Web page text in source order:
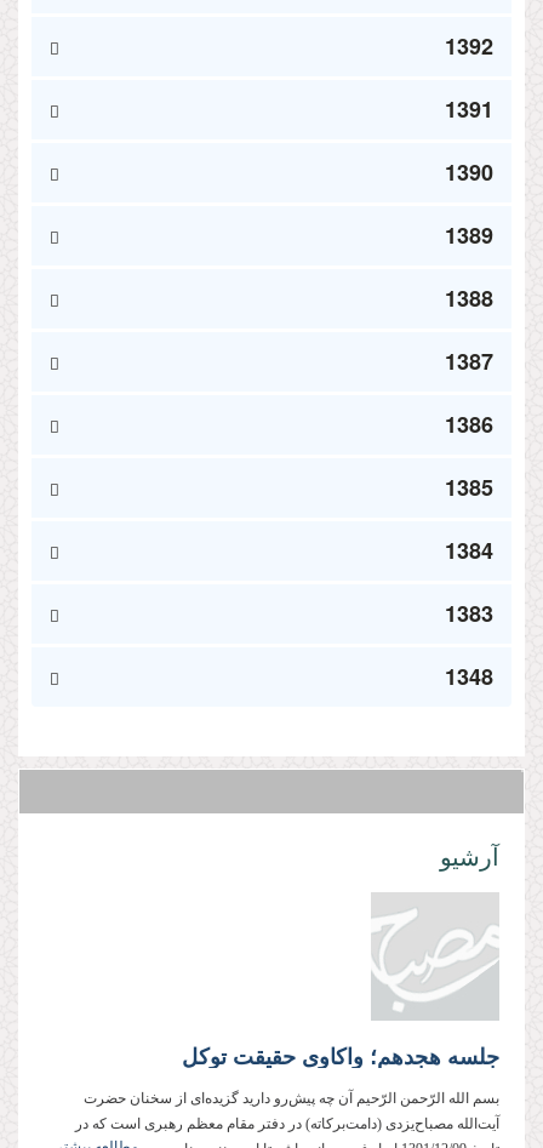
1392
1391
1390
1389
1388
1387
1386
1385
1384
1383
1348
آرشیو
جلسه هجدهم؛ واکاوی حقیقت توکل
بسم‌ الله‌ الرّحمن‌ الرّحیم آن چه پیش‌رو دارید گزیده‌ای از سخنان حضرت
آیت‌الله مصباح‌یزدی (دامت‌بركاته) در دفتر مقام معظم رهبری است كه در